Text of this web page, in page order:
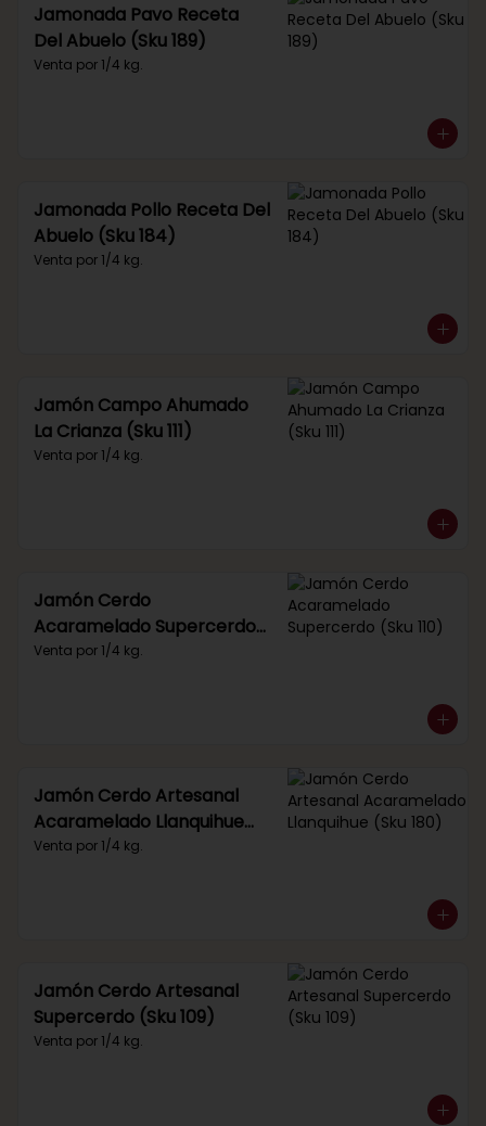
Jamonada Pavo Receta
Del Abuelo (Sku 189)
Venta por 1/4 kg.
Jamonada Pollo Receta Del
Abuelo (Sku 184)
Venta por 1/4 kg.
Jamón Campo Ahumado
La Crianza (Sku 111)
Venta por 1/4 kg.
Jamón Cerdo
Acaramelado Supercerdo
(Sku 110)
Venta por 1/4 kg.
Jamón Cerdo Artesanal
Acaramelado Llanquihue
(Sku 180)
Venta por 1/4 kg.
Jamón Cerdo Artesanal
Supercerdo (Sku 109)
Venta por 1/4 kg.